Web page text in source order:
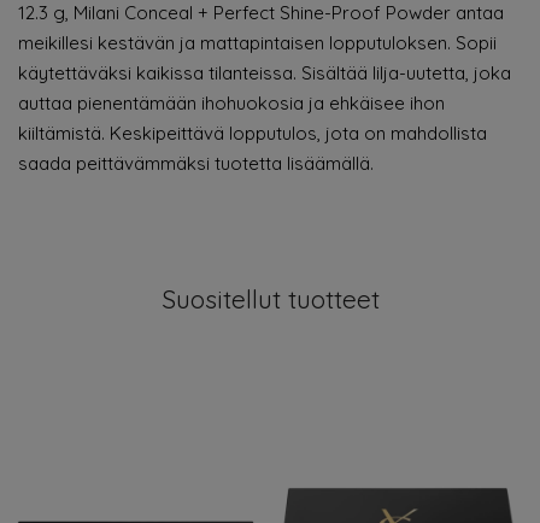
12.3 g, Milani Conceal + Perfect Shine-Proof Powder antaa
meikillesi kestävän ja mattapintaisen lopputuloksen. Sopii
käytettäväksi kaikissa tilanteissa. Sisältää lilja-uutetta, joka
auttaa pienentämään ihohuokosia ja ehkäisee ihon
kiiltämistä. Keskipeittävä lopputulos, jota on mahdollista
saada peittävämmäksi tuotetta lisäämällä.
Suositellut tuotteet